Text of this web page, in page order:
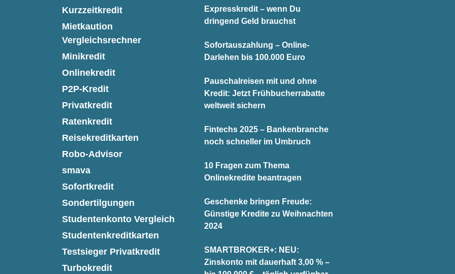
Kurzzeitkredit
Mietkaution
Vergleichsrechner
Minikredit
Onlinekredit
P2P-Kredit
Privatkredit
Ratenkredit
Reisekreditkarten
Robo-Advisor
smava
Sofortkredit
Sondertilgungen
Studentenkonto Vergleich
Studentenkreditkarten
Testsieger Privatkredit
Turbokredit
Expresskredit – wenn Du
dringend Geld brauchst
Sofortauszahlung – Online-
Darlehen bis 100.000 Euro
Pauschalreisen mit und ohne
Kredit: Jetzt Frühbucherrabatte
weltweit sichern
Fintechs 2025 – Bankenbranche
noch schneller im Umbruch
10 Fragen zum Thema
Onlinekredite beantragen
Geschenke bringen Freude:
Günstige Kredite zu Weihnachten
2024
SMARTBROKER+: NEU:
Zinskonto mit dauerhaft 3,00 % –